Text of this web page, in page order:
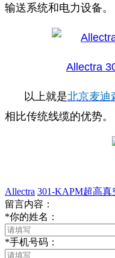
输送系统和电力设备。
Allectra
以上就是北京麦迪
相比传统线缆的优势。
Allectra 301-KAPM超高真
留言内容：
*你的姓名：
*手机号码：